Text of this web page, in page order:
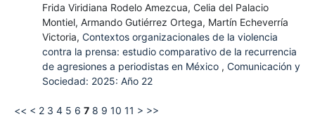
Frida Viridiana Rodelo Amezcua, Celia del Palacio
Montiel, Armando Gutiérrez Ortega, Martín Echeverría
Victoria, Contextos organizacionales de la violencia
contra la prensa: estudio comparativo de la recurrencia
de agresiones a periodistas en México , Comunicación y
Sociedad: 2025: Año 22
<< < 2 3 4 5 6 7 8 9 10 11 > >>